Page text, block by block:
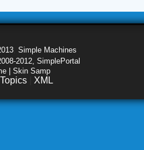
Simple Machines
2012, SimplePortal
| Skin Samp
Topics XML